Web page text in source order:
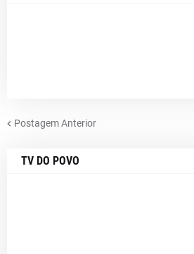
Postagem Anterior
TV DO POVO